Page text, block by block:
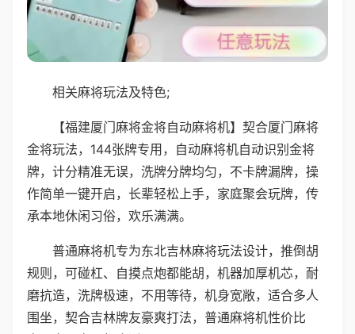
相关麻将玩法及特色;
【福建厦门麻将金将自动麻将机】契合厦门麻将
金将玩法，144张牌专用，自动麻将机自动识别金将
牌，计分精准无误，洗牌分牌均匀，不卡牌漏牌，操
作简单一键开启，长辈轻松上手，家庭聚会玩牌，传
承本地休闲习俗，欢乐满满。
普通麻将机专为东北吉林麻将玩法设计，推倒胡
规则，可碰杠、自摸点炮都能胡，机器加厚机芯，耐
磨抗造，洗牌极速，不用等待，机身宽敞，适合多人
围坐，契合吉林牌友豪爽打法，普通麻将机性价比